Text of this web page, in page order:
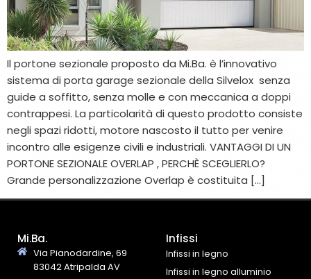
Il portone sezionale proposto da Mi.Ba. è l’innovativo
sistema di porta garage sezionale della Silvelox senza
guide a soffitto, senza molle e con meccanica a doppi
contrappesi. La particolarità di questo prodotto consiste
negli spazi ridotti, motore nascosto il tutto per venire
incontro alle esigenze civili e industriali. VANTAGGI DI UN
PORTONE SEZIONALE OVERLAP , PERCHÈ SCEGLIERLO?
Grande personalizzazione Overlap è costituita […]
Mi.Ba.
Via Pianodardine, 69
83042 Atripalda AV
Infissi
Infissi in legno
Infissi in legno alluminio